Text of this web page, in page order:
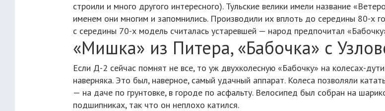
строили и много другого интересного). Тульские велики имели название
именем они многим и запомнились. Производили их вплоть до середины 80-х
с середины 70-х модель считалась устаревшей — народ предпочитал
«Мишка» из Питера, «Бабочка» с
Если Д-2 сейчас помнят не все, то уж двухколесную «Бабочку» на колесах-
наверняка. Это был, наверное, самый удачный аппарат. Колеса позволяли
— на даче по грунтовке, в городе по асфальту. Велосипед был собран на
подшипниках, так что он неплохо катился.